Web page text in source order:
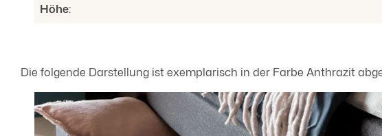
Höhe:
Die folgende Darstellung ist exemplarisch in der Farbe Anthrazit